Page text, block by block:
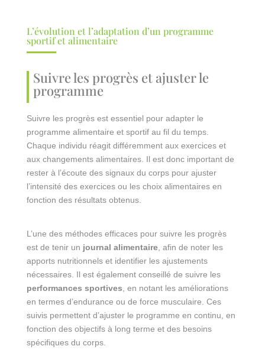
L’évolution et l’adaptation d’un programme
sportif et alimentaire
Suivre les progrès et ajuster le
programme
Suivre les progrès est essentiel pour adapter le
programme alimentaire et sportif au fil du temps.
Chaque individu réagit différemment aux exercices et
aux changements alimentaires. Il est donc important de
rester à l’écoute des signaux du corps pour ajuster
l’intensité des exercices ou les choix alimentaires en
fonction des résultats obtenus.
L’une des méthodes efficaces pour suivre les progrès
est de tenir un journal alimentaire, afin de noter les
apports nutritionnels et identifier les ajustements
nécessaires. Il est également conseillé de suivre les
performances sportives , en notant les améliorations
en termes d’endurance ou de force musculaire. Ces
suivis permettent d’ajuster le programme en continu, en
fonction des objectifs à long terme et des besoins
spécifiques du corps.